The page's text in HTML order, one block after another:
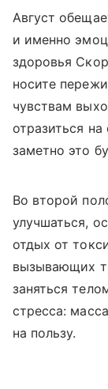
Август
и именно
здоровья
носите
чувствам
отразиться
заметно это
Во второй
улучшаться,
отдых от
вызывающих
заняться
стресса:
на пользу.